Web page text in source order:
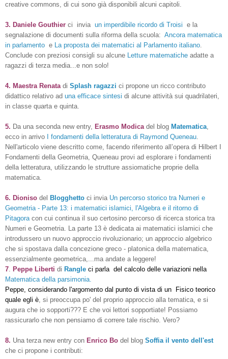
creative commons , di cui sono già disponibili alcuni capitoli.
3. Daniele Gouthier ci invia un imperdibile ricordo di Troisi e la
segnalazione di documenti sulla riforma della scuola: Ancora matematica
in parlamento e La proposta dei matematici al Parlamento italiano
Conclude con preziosi consigli su alcune
Letture matematiche adatte a
ragazzi di terza media...e non solo!
4. Maestra Renata di Splash ragazzi ci propone un ricco contributo
didattico relativo ad una efficace sintesi di alcune attività sui quadrilateri,
in classe quarta e quinta.
5. Da una seconda new entry, Erasmo Modica del blog Matematica
ecco in arrivo
I fondamenti della letteratura di Raymond Queneau
Nell'articolo viene descritto come, facendo riferimento all’opera di Hilbert I
Fondamenti della Geometria, Queneau provi ad esplorare i fondamenti
della letteratura, utilizzando le strutture assiomatiche proprie della
matematica.
6. Dioniso del Blogghetto ci invia Un percorso storico tra Numeri e
Geometria - Parte 13: i matematici islamici, l'Algebra e il ritorno di
Pitagora con cui continua il suo certosino percorso di ricerca storica tra
Numeri e Geometria. La parte 13 è dedicata ai matematici islamici che
introdussero un nuovo approccio rivoluzionario; un approccio algebrico
che si spostava dalla concezione greco - platonica della matematica,
essenzialmente geometrica,...ma andate a leggere!
7
Peppe Liberti di Rangle ci parla del calcolo delle variazioni nella
Matematica della parsimonia.
Peppe, considerando l'argomento dal punto di vista di un Fisico teorico
quale egli è , si preoccupa po' del proprio approccio alla tematica, e si
augura che io sopporti??? E che voi lettori sopportiate! Possiamo
rassicurarlo che non pensiamo di correre tale rischio. Vero?
8. Una terza new entry con Enrico Bo del blog Soffia il vento dell'est
che ci propone i contributi: